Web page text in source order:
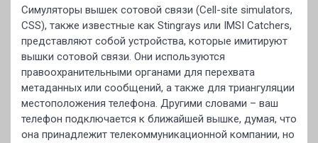
Симуляторы вышек сотовой связи (Cell-site simulators,
CSS), также известные как Stingrays или IMSI Catchers,
представляют собой устройства, которые имитируют
вышки сотовой связи. Они используются
правоохранительными органами для перехвата
метаданных или сообщений, а также для триангуляции
местоположения телефона. Другими словами – ваш
телефон подключается к ближайшей вышке, думая, что
она принадлежит телекоммуникационной компании, но